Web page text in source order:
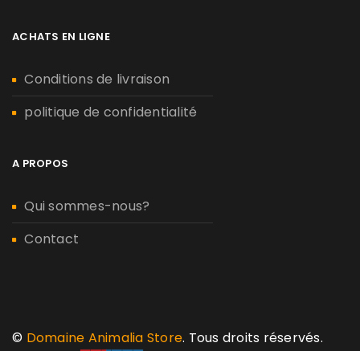
ACHATS EN LIGNE
Conditions de livraison
politique de confidentialité
A PROPOS
Qui sommes-nous?
Contact
© Domaine Animalia Store. Tous droits réservés.